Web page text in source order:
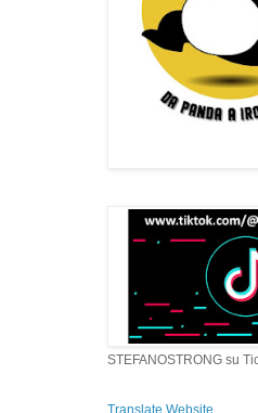
STEFANOSTRONG su
Translate Website